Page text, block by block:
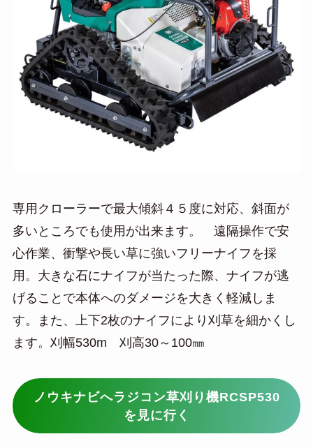
専用クローラーで最大傾斜４５度に対応、斜面が
多いところでも使用が出来ます。 遠隔操作で安
心作業、衝撃や長い草に強いフリーナイフを採
用。大きな石にナイフが当たった際、ナイフが逃
げることで本体へのダメージを大きく軽減しま
す。また、上下2枚のナイフにより刈草を細かくし
ます。刈幅530m 刈高30～100㎜
ノウキナビへラジコン草刈り機RCSP530
を見に行く